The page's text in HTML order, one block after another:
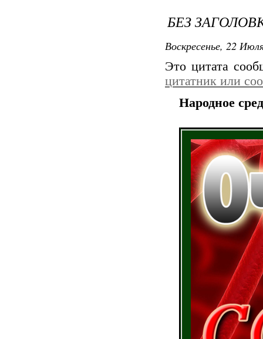
БЕЗ
Воскресенье, 22
Это цитата
цитатник или
Народное